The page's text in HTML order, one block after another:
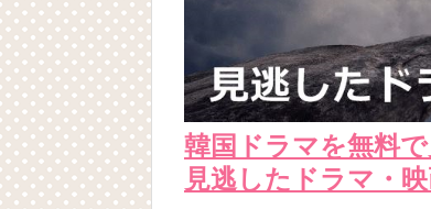
韓国ドラマを無料
見逃したドラマ・